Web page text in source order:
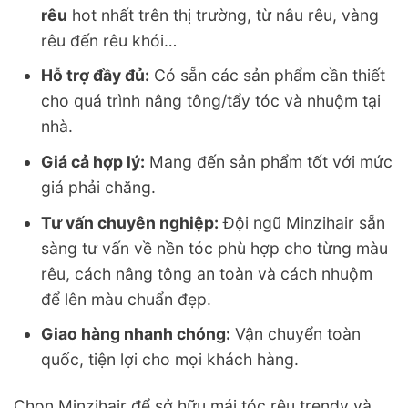
rêu hot nhất trên thị trường, từ nâu rêu, vàng
rêu đến rêu khói…
Hỗ trợ đầy đủ: Có sẵn các sản phẩm cần thiết
cho quá trình nâng tông/tẩy tóc và nhuộm tại
nhà.
Giá cả hợp lý: Mang đến sản phẩm tốt với mức
giá phải chăng.
Tư vấn chuyên nghiệp: Đội ngũ Minzihair sẵn
sàng tư vấn về nền tóc phù hợp cho từng màu
rêu, cách nâng tông an toàn và cách nhuộm
để lên màu chuẩn đẹp.
Giao hàng nhanh chóng: Vận chuyển toàn
quốc, tiện lợi cho mọi khách hàng.